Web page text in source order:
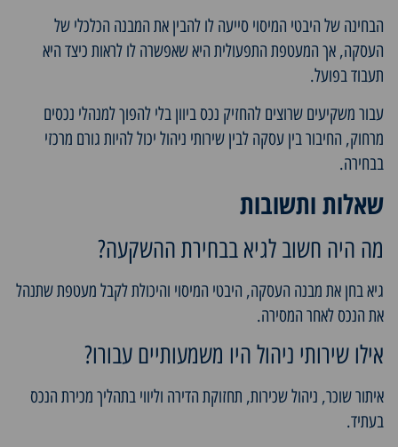
הבחינה של היבטי המיסוי סייעה לו להבין את המבנה הכלכלי של
העסקה, אך המעטפת התפעולית היא שאפשרה לו לראות כיצד היא
תעבוד בפועל.
עבור משקיעים שרוצים להחזיק נכס ביוון בלי להפוך למנהלי נכסים
מרחוק, החיבור בין עסקה לבין שירותי ניהול יכול להיות גורם מרכזי
בבחירה.
שאלות ותשובות
מה היה חשוב לגיא בבחירת ההשקעה?
גיא בחן את מבנה העסקה, היבטי המיסוי והיכולת לקבל מעטפת שתנהל
את הנכס לאחר המסירה.
אילו שירותי ניהול היו משמעותיים עבורו?
איתור שוכר, ניהול שכירות, תחזוקת הדירה וליווי בתהליך מכירת הנכס
בעתיד.